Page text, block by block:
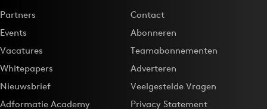
Partners
Events
Vacatures
Whitepapers
Nieuwsbrief
Adformatie Academy
Contact
Abonneren
Teamabonnementen
Adverteren
Veelgestelde Vragen
Privacy Statement